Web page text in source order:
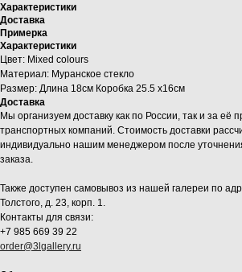
Характеристики
Доставка
Примерка
Характеристики
Цвет: Mixed colours
Материал: Муранское стекло
Размер: Длина 18см Коробка 25.5 х16см
Доставка
Мы организуем доставку как по России, так и за
транспортных компаний. Стоимость доставки
индивидуально нашим менеджером после
заказа.
Также доступен самовывоз из нашей галереи по
Толстого, д. 23, корп. 1.
Контакты для связи:
+7 985 669 39 22
order@3lgallery.ru